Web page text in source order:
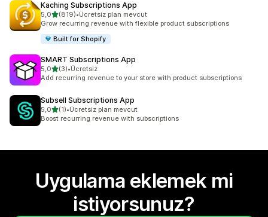
Kaching Subscriptions App
5,05 yıldız üzerinden
(819)
toplam 819 değerlendirme
•Ücretsiz plan mevcut
Grow recurring revenue with flexible product subscriptions
Built for Shopify
SMART Subscriptions App
5,05 yıldız üzerinden
(3)
toplam 3 değerlendirme
•Ücretsiz
Add recurring revenue to your store with product subscriptions
Subsell Subscriptions App
5,05 yıldız üzerinden
(1)
toplam 1 değerlendirme
•Ücretsiz plan mevcut
Boost recurring revenue with subscriptions
Uygulama eklemek mi
istiyorsunuz?